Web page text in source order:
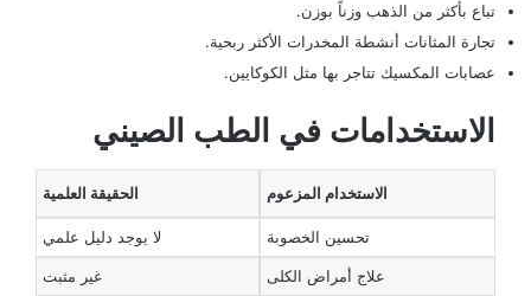
تباع بأكثر من الذهب وزناً بوزن.
تجارة المثانات أنشطة المخدرات الأكثر ربحية.
عصابات المكسيك تتاجر بها مثل الكوكايين.
الاستخدامات في الطب الصيني
الاستخدام المزعوم الحقيقة العلمية
تحسين الخصوبة لا يوجد دليل علمي
علاج أمراض الكلى غير مثبت